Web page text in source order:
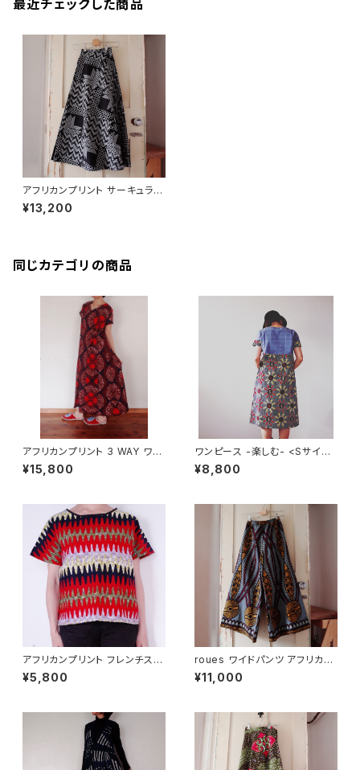
最近チェックした商品
アフリカンプリント サーキュラー
¥13,200
同じカテゴリの商品
アフリカンプリント 3 WAY ワン
ピース フレンチスリーブ
¥15,800
ワンピース -楽しむ- <Sサイズ
>
¥8,800
アフリカンプリント フレンチスリ
¥5,800
roues ワイドパンツ アフリカン
プリント(ケニア)
¥11,000